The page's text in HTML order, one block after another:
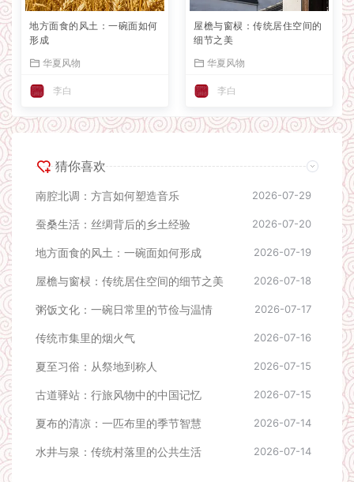
地方面食的风土：一碗面如何
形成
华夏风物
李白
屋檐与窗棂：传统居住空间的
细节之美
华夏风物
李白
猜你喜欢
南腔北调：方言如何塑造音乐 2026-07-29
蚕桑生活：丝绸背后的乡土经验 2026-07-20
地方面食的风土：一碗面如何形成 2026-07-19
屋檐与窗棂：传统居住空间的细节之美 2026-07-18
粥饭文化：一碗日常里的节俭与温情 2026-07-17
传统市集里的烟火气 2026-07-16
夏至习俗：从祭地到称人 2026-07-15
古道驿站：行旅风物中的中国记忆 2026-07-15
夏布的清凉：一匹布里的季节智慧 2026-07-14
水井与泉：传统村落里的公共生活 2026-07-14